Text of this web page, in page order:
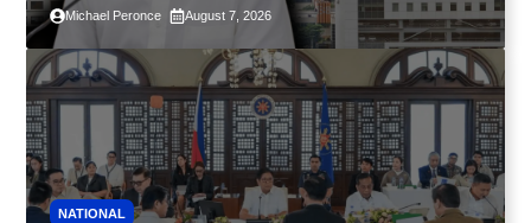
pagkaantala ng public construction
Michael Peronce August 7, 2026
NATIONAL